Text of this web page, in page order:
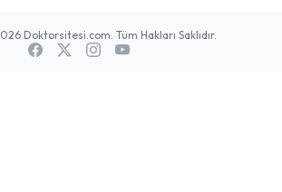
Doktorsitesi.com. Tüm Hakları Saklıdır.